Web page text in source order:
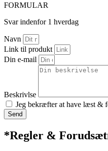
FORMULAR
Svar indenfor 1 hverdag
Navn
Link til produkt
Din e-mail
Beskrivlse
Jeg bekræfter at have læst &
Send
*Regler &